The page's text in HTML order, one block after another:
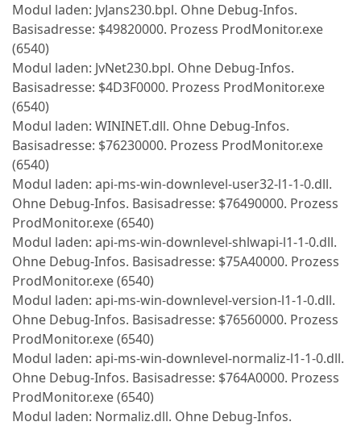
Modul laden: JvJans230.bpl. Ohne Debug-Infos.
Basisadresse: $49820000. Prozess ProdMonitor.exe
(6540)
Modul laden: JvNet230.bpl. Ohne Debug-Infos.
Basisadresse: $4D3F0000. Prozess ProdMonitor.exe
(6540)
Modul laden: WININET.dll. Ohne Debug-Infos.
Basisadresse: $76230000. Prozess ProdMonitor.exe
(6540)
Modul laden: api-ms-win-downlevel-user32-l1-1-0.dll.
Ohne Debug-Infos. Basisadresse: $76490000. Prozess
ProdMonitor.exe (6540)
Modul laden: api-ms-win-downlevel-shlwapi-l1-1-0.dll.
Ohne Debug-Infos. Basisadresse: $75A40000. Prozess
ProdMonitor.exe (6540)
Modul laden: api-ms-win-downlevel-version-l1-1-0.dll.
Ohne Debug-Infos. Basisadresse: $76560000. Prozess
ProdMonitor.exe (6540)
Modul laden: api-ms-win-downlevel-normaliz-l1-1-0.dll.
Ohne Debug-Infos. Basisadresse: $764A0000. Prozess
ProdMonitor.exe (6540)
Modul laden: Normaliz.dll. Ohne Debug-Infos.